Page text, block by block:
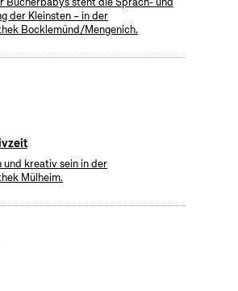
der Kleinsten – in der
Bocklemünd/Mengenich.
und kreativ sein in der
Mülheim.